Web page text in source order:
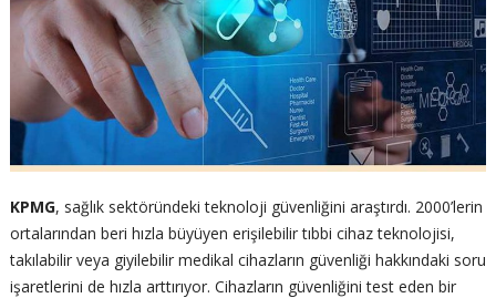
KPMG, sağlık sektöründeki teknoloji güvenliğini araştırdı. 2000’lerin
ortalarından beri hızla büyüyen erişilebilir tıbbi cihaz teknolojisi,
takılabilir veya giyilebilir medikal cihazların güvenliği hakkındaki soru
işaretlerini de hızla arttırıyor. Cihazların güvenliğini test eden bir